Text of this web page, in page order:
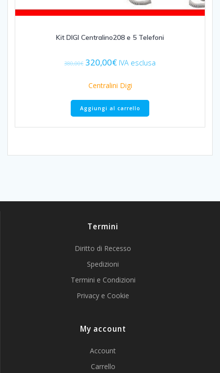
Kit DIGI Centralino208 e 5 Telefoni
380,00€ Il
originale
380,00€.
320,00€Il
attuale
320,00€.
IVA esclusa
Centralini Digi
Aggiungi al carrello
Termini
Diritto di Recesso
Spedizioni
Termini e Condizioni
Privacy e Cookie
My account
Account
Carrello